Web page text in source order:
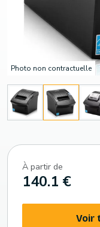
Photo non contractuelle
À partir de
140.1 €
Voir